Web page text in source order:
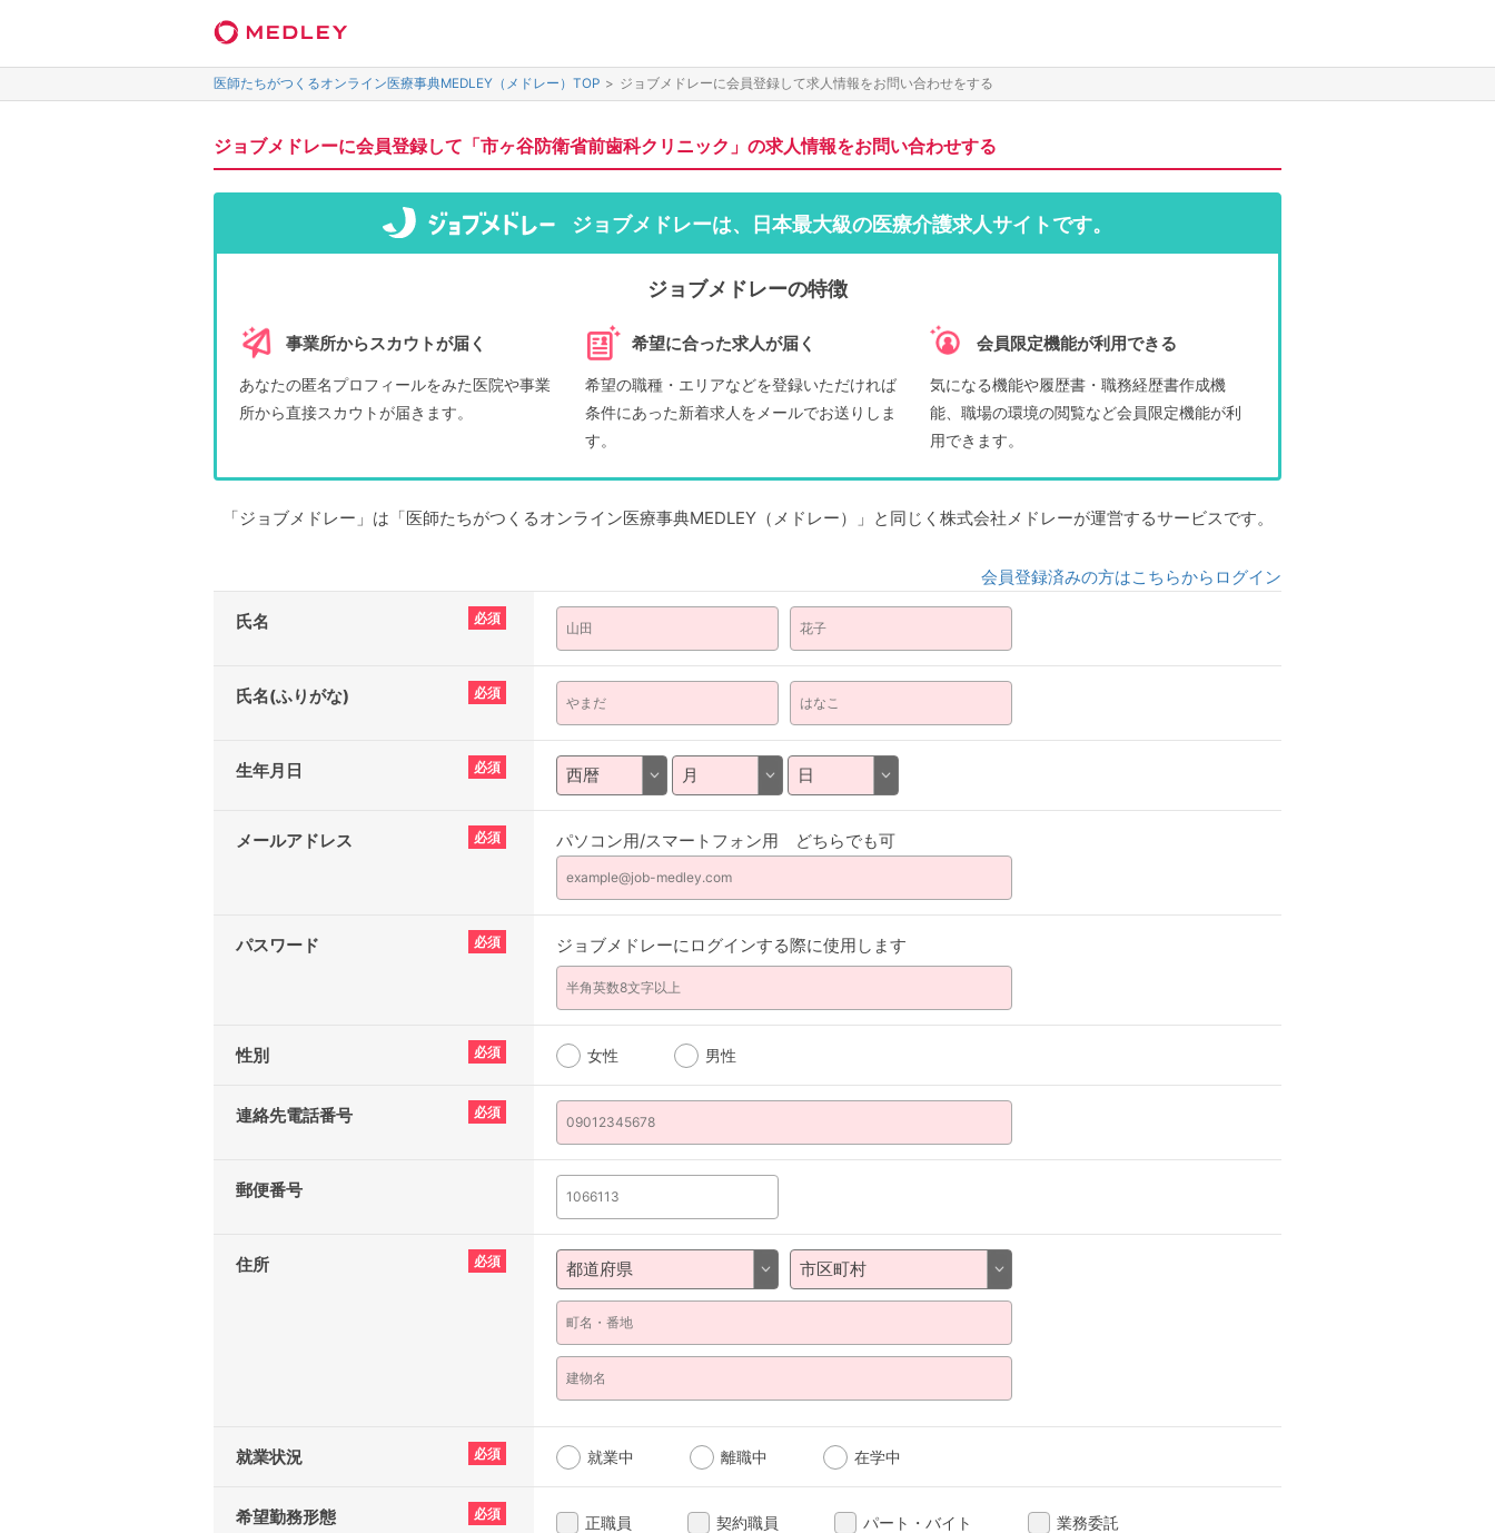
医師たちがつくるオンライン医療事典MEDLEY（メドレー）TOP > ジョブメドレーに会員登録して求人情報をお問い合わせをする
ジョブメドレーに会員登録して「市ヶ谷防衛省前歯科クリニック」の求人情報をお問い合わせする
ジョブメドレーは、日本最大級の医療介護求人サイトです。
ジョブメドレーの特徴
事業所からスカウトが届く
あなたの匿名プロフィールをみた医院や事業
所から直接スカウトが届きます。
希望に合った求人が届く
希望の職種・エリアなどを登録いただければ
条件にあった新着求人をメールでお送りしま
す。
会員限定機能が利用できる
気になる機能や履歴書・職務経歴書作成機
能、職場の環境の閲覧など会員限定機能が利
用できます。
「ジョブメドレー」は「医師たちがつくるオンライン医療事典MEDLEY（メドレー）」と同じく株式会社メドレーが運営するサービスです。
会員登録済みの方はこちらからログイン
氏名 必須
氏名(ふりがな) 必須
生年月日 必須
メールアドレス 必須 パソコン用/スマートフォン用 どちらでも可
パスワード 必須 ジョブメドレーにログインする際に使用します
性別 必須 女性 男性
連絡先電話番号 必須
郵便番号
住所 必須
就業状況 必須 就業中 離職中 在学中
希望勤務形態 必須 正職員 契約職員 パート・バイト 業務委託